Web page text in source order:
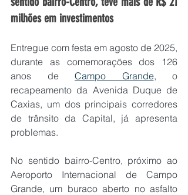
milhões em investimentos
Entregue com festa em agosto de 2025,
durante as comemorações dos 126
anos de Campo Grande, o
recapeamento da Avenida Duque de
Caxias, um dos principais corredores
de trânsito da Capital, já apresenta
problemas.
No sentido bairro-Centro, próximo ao
Aeroporto Internacional de Campo
Grande, um buraco aberto no asfalto